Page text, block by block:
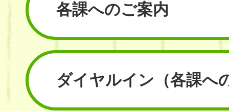
各課へのご案内
ダイヤルイン （各課へ